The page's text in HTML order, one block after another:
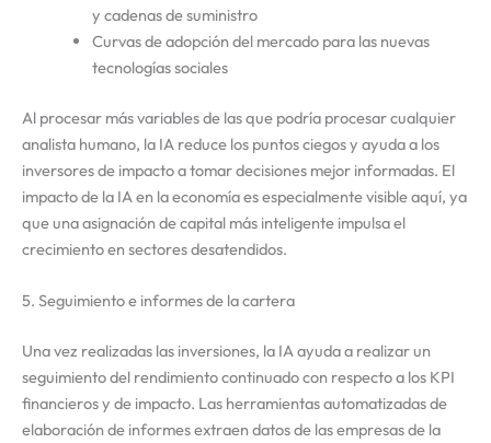
y cadenas de suministro
Curvas de adopción del mercado para las nuevas
tecnologías sociales
Al procesar más variables de las que podría procesar cualquier
analista humano, la IA reduce los puntos ciegos y ayuda a los
inversores de impacto a tomar decisiones mejor informadas. El
impacto de la IA en la economía es especialmente visible aquí, ya
que una asignación de capital más inteligente impulsa el
crecimiento en sectores desatendidos.
5. Seguimiento e informes de la cartera
Una vez realizadas las inversiones, la IA ayuda a realizar un
seguimiento del rendimiento continuado con respecto a los KPI
financieros y de impacto. Las herramientas automatizadas de
elaboración de informes extraen datos de las empresas de la